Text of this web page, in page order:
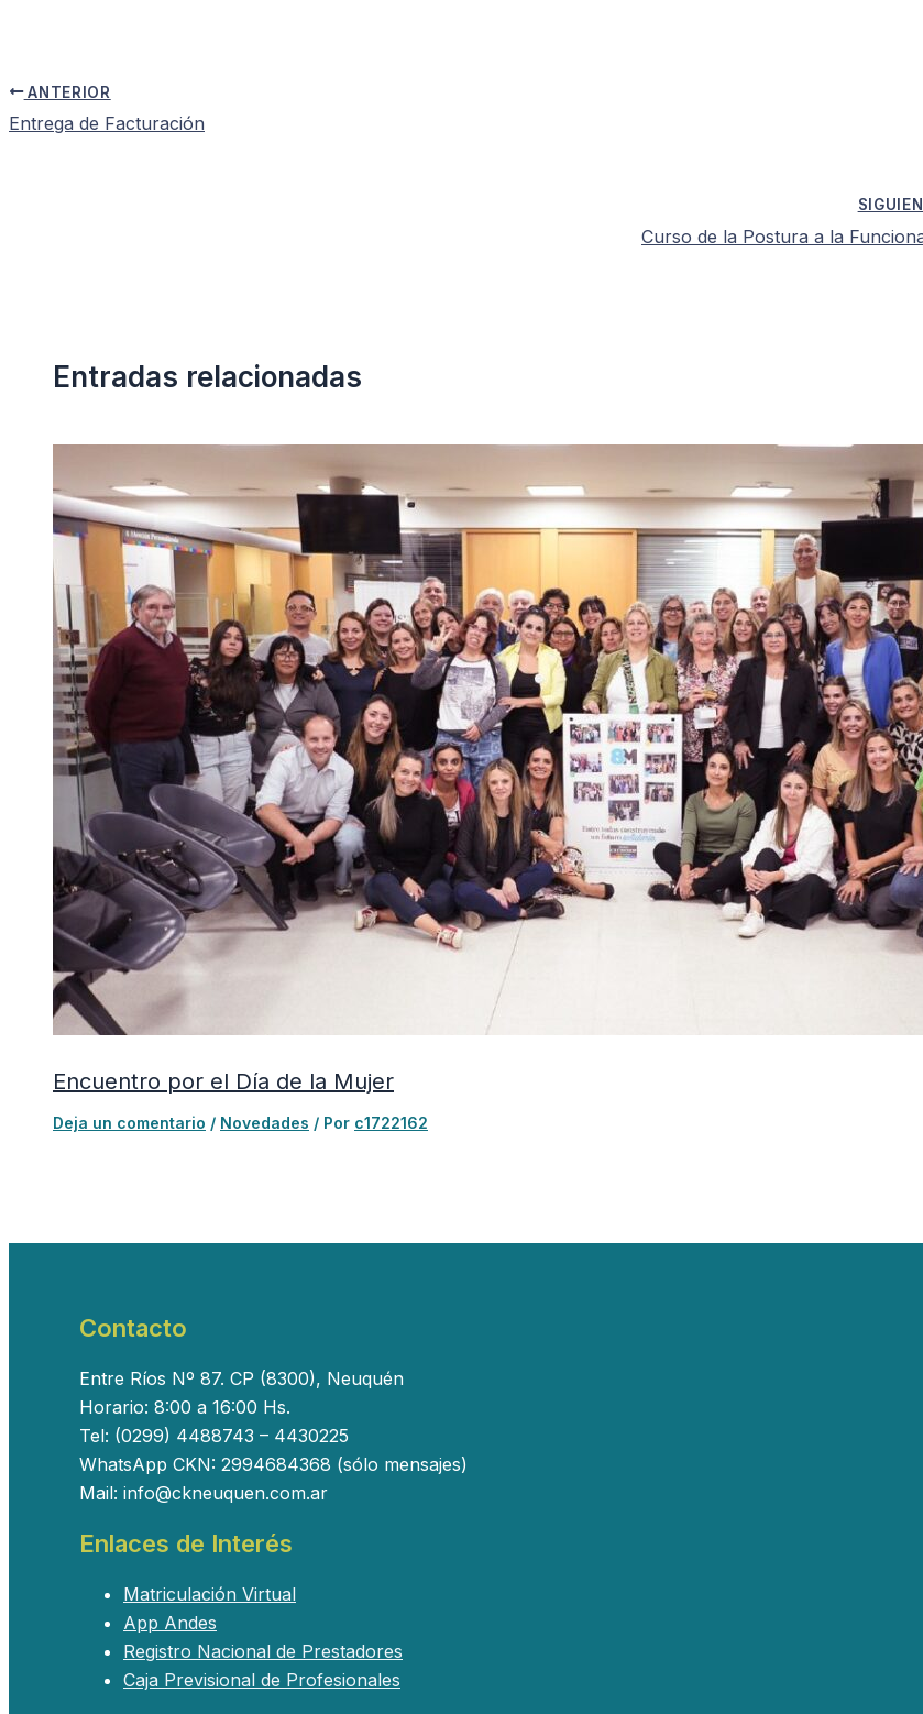
ANTERIOR
Entrega de Facturación
Curso de la Postura a la
Entradas relacionadas
Encuentro por el Día de la Mujer
Deja un comentario / Novedades / Por c1722162
Contacto
Entre Ríos Nº 87. CP (8300), Neuquén
Horario: 8:00 a 16:00 Hs.
Tel: (0299) 4488743 – 4430225
WhatsApp CKN: 2994684368 (sólo mensajes)
Mail: info@ckneuquen.com.ar
Enlaces de Interés
Matriculación Virtual
App Andes
Registro Nacional de Prestadores
Caja Previsional de Profesionales